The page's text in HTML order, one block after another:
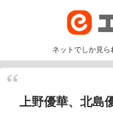
ネットでしか見ら
上野優華、北島